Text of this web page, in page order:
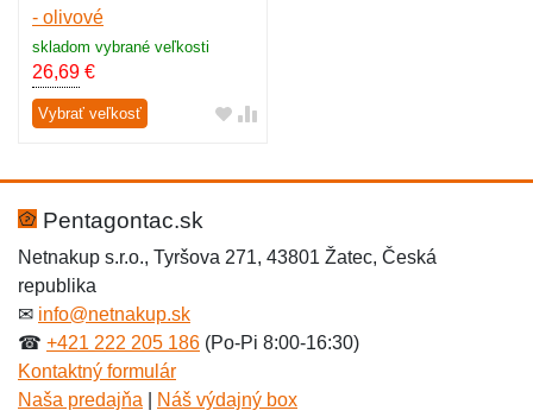
- olivové
skladom vybrané veľkosti
26,69 €
Vybrať veľkosť
Pentagontac.sk
Netnakup s.r.o., Tyršova 271, 43801 Žatec, Česká
republika
✉ info@netnakup.sk
☎ +421 222 205 186 (Po-Pi 8:00-16:30)
Kontaktný formulár
Naša predajňa
Náš výdajný box